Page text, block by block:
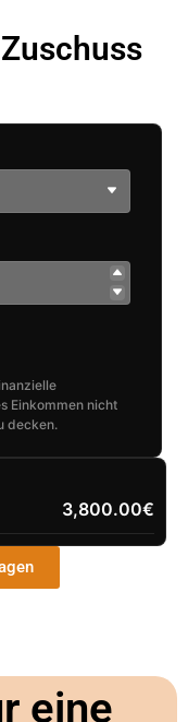
Einkommen nicht
decken.
3,800.00€
eine